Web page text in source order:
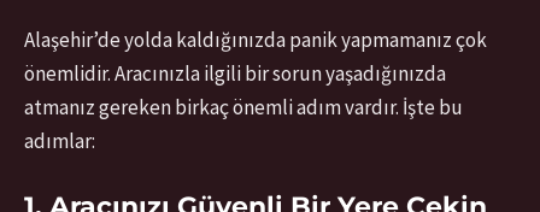
Alaşehir’de yolda kaldığınızda panik yapmamanız çok
önemlidir. Aracınızla ilgili bir sorun yaşadığınızda
atmanız gereken birkaç önemli adım vardır. İşte bu
adımlar: